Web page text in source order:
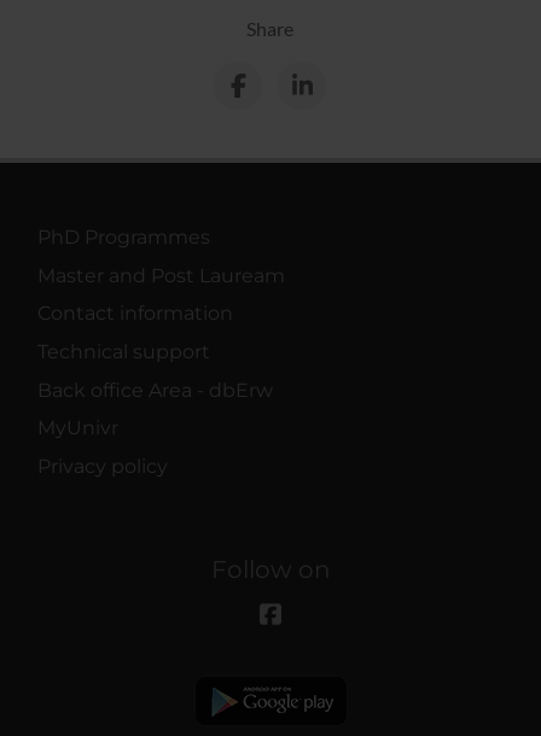
Share
PhD Programmes
Master and Post Lauream
Contact information
Technical support
Back office Area - dbErw
MyUnivr
Privacy policy
Follow on